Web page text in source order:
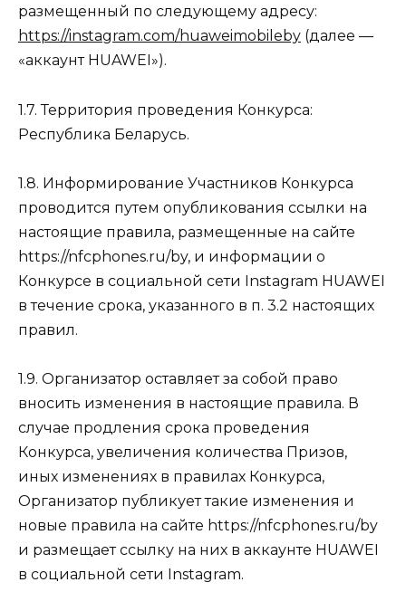
размещенный по следующему адресу:
https://instagram.com/huaweimobileby (далее —
«аккаунт HUAWEI»).
1.7. Территория проведения Конкурса:
Республика Беларусь.
1.8. Информирование Участников Конкурса
проводится путем опубликования ссылки на
настоящие правила, размещенные на сайте
https://nfcphones.ru/by, и информации о
Конкурсе в социальной сети Instagram HUAWEI
в течение срока, указанного в п. 3.2 настоящих
правил.
1.9. Организатор оставляет за собой право
вносить изменения в настоящие правила. В
случае продления срока проведения
Конкурса, увеличения количества Призов,
иных изменениях в правилах Конкурса,
Организатор публикует такие изменения и
новые правила на сайте https://nfcphones.ru/by
и размещает ссылку на них в аккаунте HUAWEI
в социальной сети Instagram.